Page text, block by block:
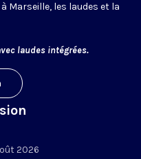
Marseille, les laudes et la
laudes intégrées.
2026